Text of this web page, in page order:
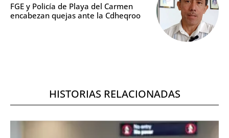
FGE y Policía de Playa del Carmen
encabezan quejas ante la Cdheqroo
HISTORIAS RELACIONADAS